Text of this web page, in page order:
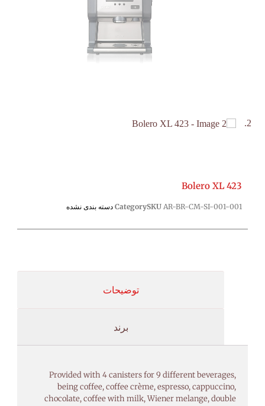
Bolero XL 423
SKUAR-BR-CM-SI-001-001
Category دسته بندی نشده
توضیحات
برند
Provided with 4 canisters for 9 different beverages,
being coffee, coffee crème, espresso, cappuccino,
chocolate, coffee with milk, Wiener melange, double